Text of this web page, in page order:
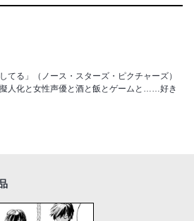
てる」（ノース・スターズ・ピクチャーズ）
人化と女性声優と酒と飯とゲームと……好き